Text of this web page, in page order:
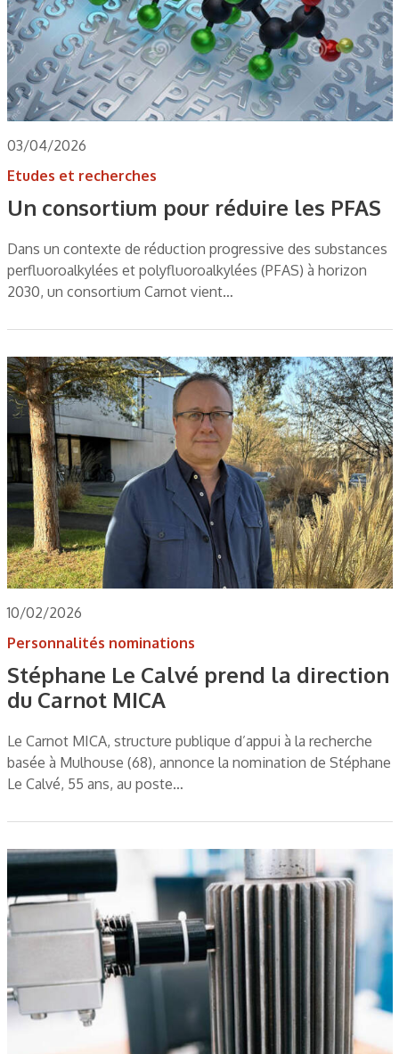
03/04/2026
Etudes et recherches
Un consortium pour réduire les PFAS
Dans un contexte de réduction progressive des substances
perfluoroalkylées et polyfluoroalkylées (PFAS) à horizon
2030, un consortium Carnot vient…
10/02/2026
Personnalités nominations
Stéphane Le Calvé prend la direction
du Carnot MICA
Le Carnot MICA, structure publique d’appui à la recherche
basée à Mulhouse (68), annonce la nomination de Stéphane
Le Calvé, 55 ans, au poste…